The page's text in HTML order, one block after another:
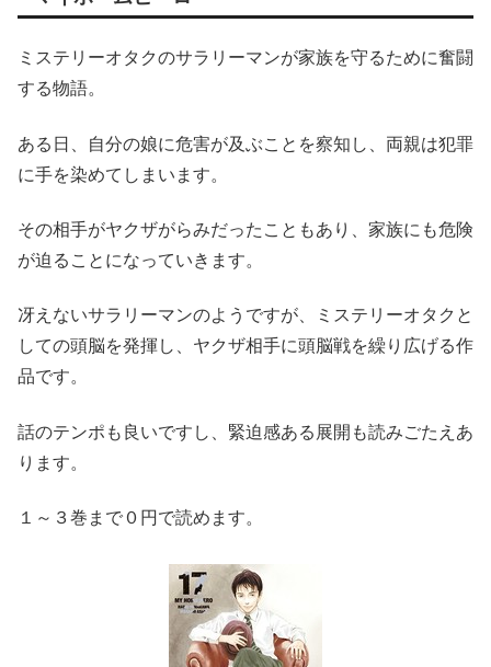
ミステリーオタクのサラリーマンが家族を守るために奮闘
する物語。
ある日、自分の娘に危害が及ぶことを察知し、両親は犯罪
に手を染めてしまいます。
その相手がヤクザがらみだったこともあり、家族にも危険
が迫ることになっていきます。
冴えないサラリーマンのようですが、ミステリーオタクと
しての頭脳を発揮し、ヤクザ相手に頭脳戦を繰り広げる作
品です。
話のテンポも良いですし、緊迫感ある展開も読みごたえあ
ります。
１～３巻まで０円で読めます。